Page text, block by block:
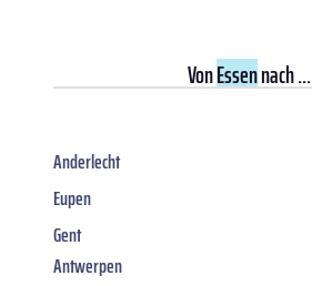
VonEssennach ...
Anderlecht
Eupen
Gent
Antwerpen